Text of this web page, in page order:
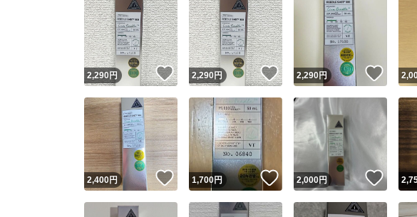
取引実績◯+ こ
他フリマ実績◯+ こ
スピード&安心発送
※このバッジは実績に基づく表示で
スピード＆安心発送
こ
ます
スピード発送 こ
コピーは1商品につき1回
2,290円 いいね！
2,290円 いいね！
2,290円 いい
2,400円 いいね！
1,700円 いいね！
2,000円 いい